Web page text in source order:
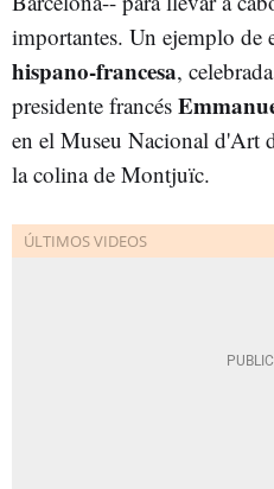
importantes. Un ejemplo de
hispano-francesa,
presidente francés
en el Museu Nacional d'Art
la colina de Montjuïc.